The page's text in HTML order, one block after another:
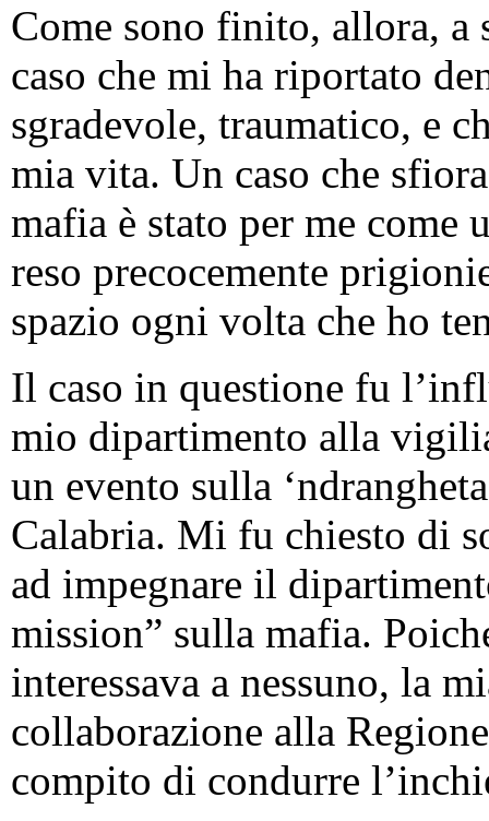
Come sono finito, allora, a
caso che mi ha riportato
sgradevole, traumatico, e
mia vita. Un caso che
mafia è stato per me come
reso precocemente
spazio ogni volta che ho
Il caso in questione fu
mio dipartimento alla
un evento sulla
Calabria. Mi fu chiesto di
ad impegnare il
mission” sulla mafia.
interessava a nessuno, la
collaborazione alla
compito di condurre